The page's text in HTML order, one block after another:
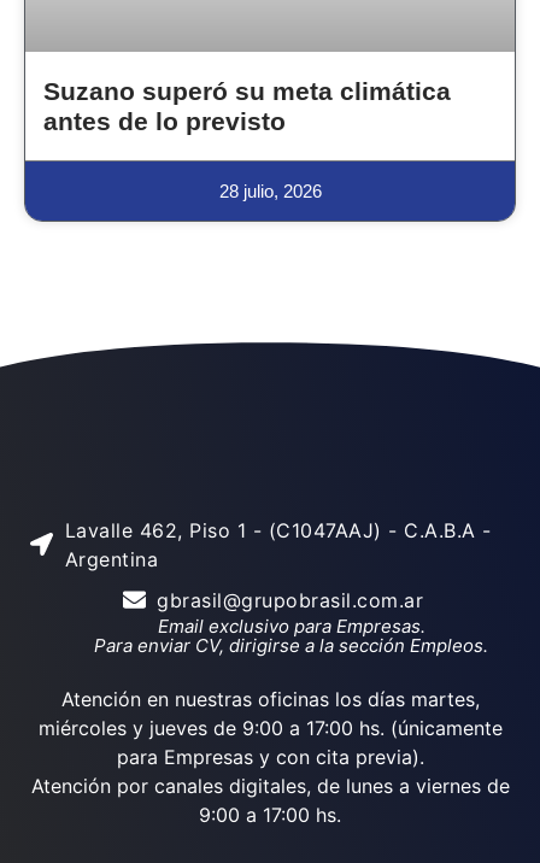
Suzano superó su meta climática
antes de lo previsto
28 julio, 2026
Lavalle 462, Piso 1 - (C1047AAJ) - C.A.B.A -
Argentina
gbrasil@grupobrasil.com.ar
Email exclusivo para Empresas.
Para enviar CV, dirigirse a la sección Empleos.
Atención en nuestras oficinas los días martes,
miércoles y jueves de 9:00 a 17:00 hs. (únicamente
para Empresas y con cita previa).
Atención por canales digitales, de lunes a viernes de
9:00 a 17:00 hs.